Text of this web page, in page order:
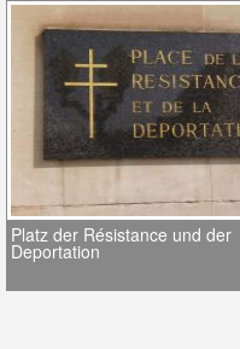
Platz der Résistance und der
Deportation